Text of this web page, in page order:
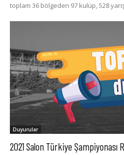
toplam 36 bölgeden 97 kulüp, 528
Duyurular
2021 Salon Türkiye Şampiyonası